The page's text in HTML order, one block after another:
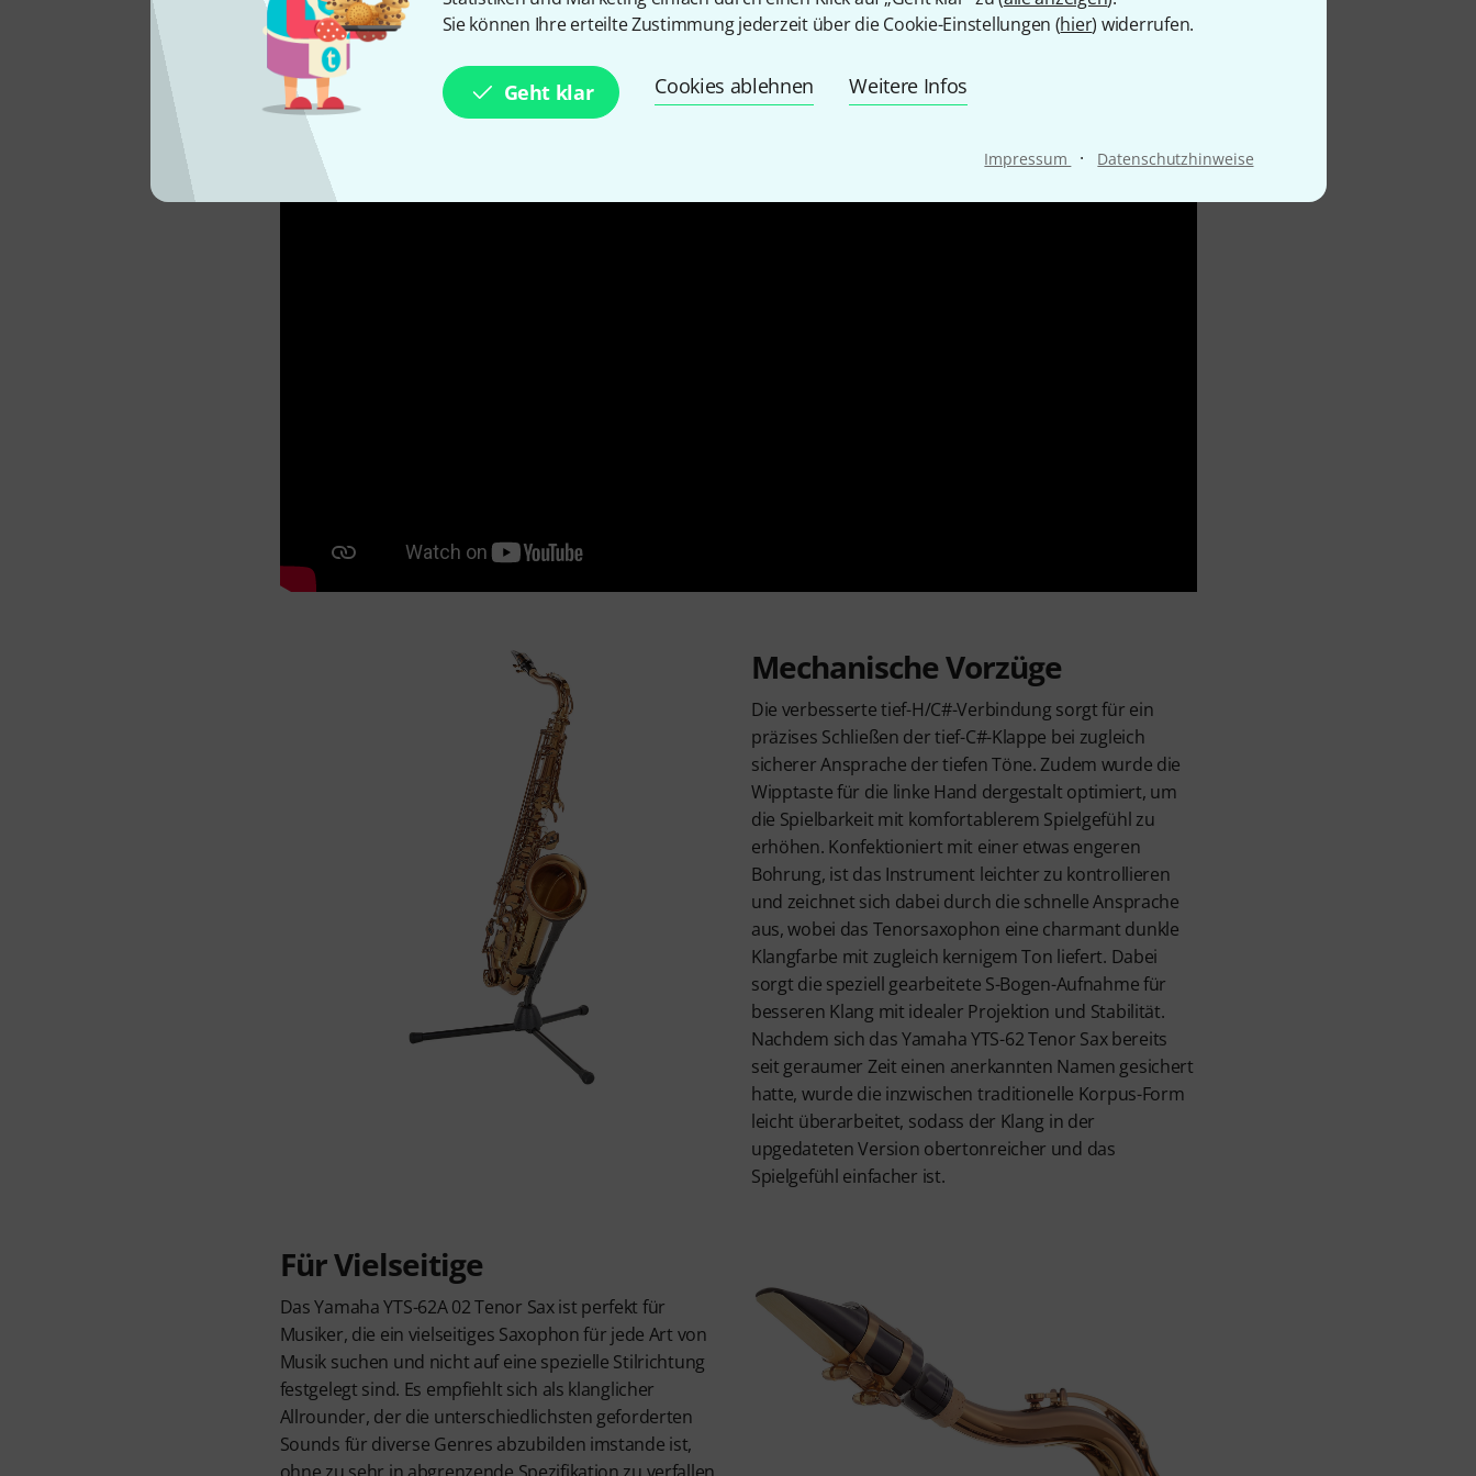
Sie können Ihre erteilte Zustimmung jederzeit über die Cookie-Einstellungen (hier) widerrufen.
Geht klar Cookies ablehnen Weitere Infos
Impressum · Datenschutzhinweise
Instrument pure Eleganz.
Mechanische Vorzüge
Die verbesserte tief-H/C#-Verbindung sorgt für ein
präzises Schließen der tief-C#-Klappe bei zugleich
sicherer Ansprache der tiefen Töne. Zudem wurde die
Wipptaste für die linke Hand dergestalt optimiert, um
die Spielbarkeit mit komfortablerem Spielgefühl zu
erhöhen. Konfektioniert mit einer etwas engeren
Bohrung, ist das Instrument leichter zu kontrollieren
und zeichnet sich dabei durch die schnelle Ansprache
aus, wobei das Tenorsaxophon eine charmant dunkle
Klangfarbe mit zugleich kernigem Ton liefert. Dabei
sorgt die speziell gearbeitete S-Bogen-Aufnahme für
besseren Klang mit idealer Projektion und Stabilität.
Nachdem sich das Yamaha YTS-62 Tenor Sax bereits
seit geraumer Zeit einen anerkannten Namen gesichert
hatte, wurde die inzwischen traditionelle Korpus-Form
leicht überarbeitet, sodass der Klang in der
upgedateten Version obertonreicher und das
Spielgefühl einfacher ist.
Für Vielseitige
Das Yamaha YTS-62A 02 Tenor Sax ist perfekt für
Musiker, die ein vielseitiges Saxophon für jede Art von
Musik suchen und nicht auf eine spezielle Stilrichtung
festgelegt sind. Es empfiehlt sich als klanglicher
Allrounder, der die unterschiedlichsten geforderten
Sounds für diverse Genres abzubilden imstande ist,